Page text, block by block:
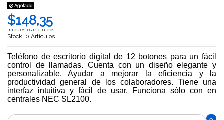
Agotado
$148,35
Impuestos incluidos
Stock: 0 Artículos
Teléfono de escritorio digital de 12 botones para un fácil
control de llamadas. Cuenta con un diseño elegante y
personalizable. Ayudar a mejorar la eficiencia y la
productividad general de los colaboradores. Tiene una
interfaz intuitiva y fácil de usar. Funciona sólo con en
centrales NEC SL2100.